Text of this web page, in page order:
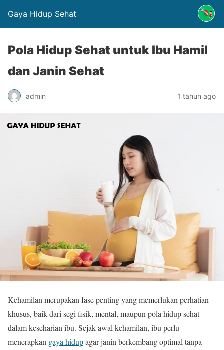
Gaya Hidup Sehat
Pola Hidup Sehat untuk Ibu Hamil
dan Janin Sehat
admin 1 tahun ago
Kehamilan merupakan fase penting yang memerlukan perhatian
khusus, baik dari segi fisik, mental, maupun pola hidup sehat
dalam keseharian ibu. Sejak awal kehamilan, ibu perlu
menerapkan gaya hidupagar janin berkembang optimal tanpa